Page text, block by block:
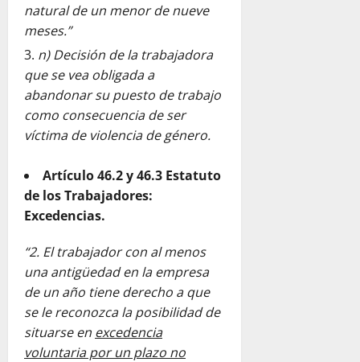
natural de un menor de nueve
meses.”
n) Decisión de la trabajadora
que se vea obligada a
abandonar su puesto de trabajo
como consecuencia de ser
víctima de violencia de género.
Artículo 46.2 y 46.3 Estatuto
de los Trabajadores:
Excedencias.
“2. El trabajador con al menos
una antigüedad en la empresa
de un año tiene derecho a que
se le reconozca la posibilidad de
situarse en excedencia
voluntaria por un plazo no